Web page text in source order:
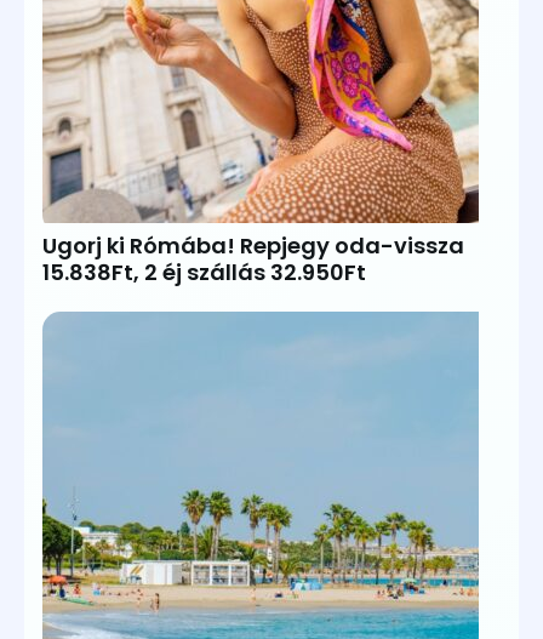
Ugorj ki Rómába! Repjegy oda-vissza
15.838Ft, 2 éj szállás 32.950Ft